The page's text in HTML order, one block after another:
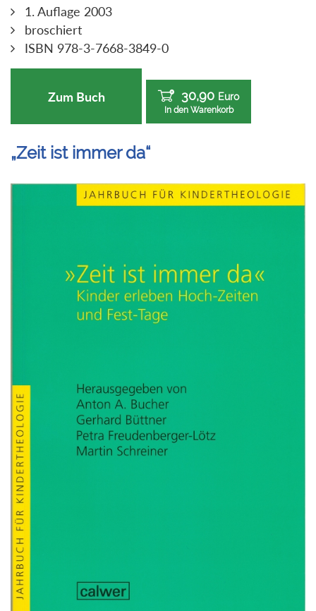
1. Auflage 2003
broschiert
ISBN 978-3-7668-3849-0
Zum Buch 30,90 Euro
In den Warenkorb
„Zeit ist immer da“